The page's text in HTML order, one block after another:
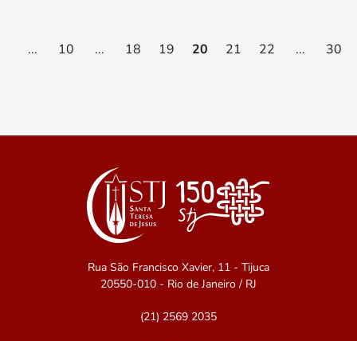
... 10 ... 18 19 20 21 22 ... 30
Rua São Francisco Xavier, 11 - Tijuca
20550-010 - Rio de Janeiro / RJ
(21) 2569 2035